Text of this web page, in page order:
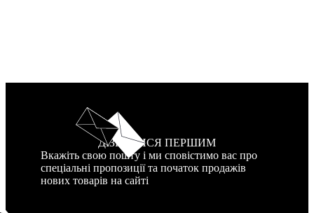
ДІЗНАТИСЯ ПЕРШИМ
Вкажіть свою пошту і ми сповістимо вас про
спеціальні пропозиції та початок продажів
нових товарів на сайті